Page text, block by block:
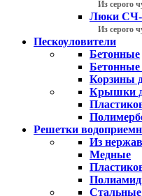
Из серого
Люки СЧ-
Из серого
Пескоуловители
Бетонные
Бетонные
Корзины
Крышки
Решетки
Из
Медные
Стальные